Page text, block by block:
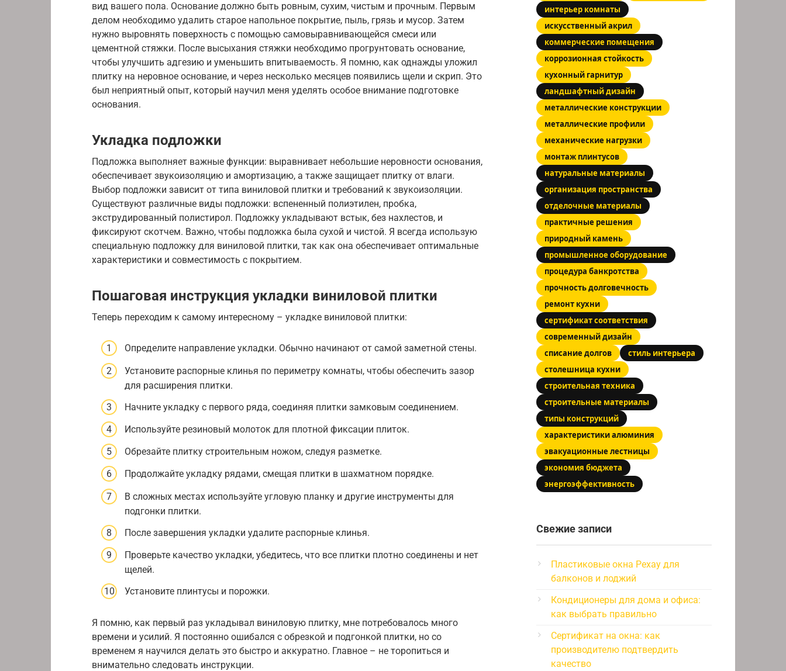
вид вашего пола. Основание должно быть ровным, сухим, чистым и прочным. Первым
делом необходимо удалить старое напольное покрытие, пыль, грязь и мусор. Затем
нужно выровнять поверхность с помощью самовыравнивающейся смеси или
цементной стяжки. После высыхания стяжки необходимо прогрунтовать основание,
чтобы улучшить адгезию и уменьшить впитываемость. Я помню, как однажды уложил
плитку на неровное основание, и через несколько месяцев появились щели и скрип. Это
был неприятный опыт, который научил меня уделять особое внимание подготовке
основания.
Укладка подложки
Подложка выполняет важные функции: выравнивает небольшие неровности основания,
обеспечивает звукоизоляцию и амортизацию, а также защищает плитку от влаги.
Выбор подложки зависит от типа виниловой плитки и требований к звукоизоляции.
Существуют различные виды подложки: вспененный полиэтилен, пробка,
экструдированный полистирол. Подложку укладывают встык, без нахлестов, и
фиксируют скотчем. Важно, чтобы подложка была сухой и чистой. Я всегда использую
специальную подложку для виниловой плитки, так как она обеспечивает оптимальные
характеристики и совместимость с покрытием.
Пошаговая инструкция укладки виниловой плитки
Теперь переходим к самому интересному – укладке виниловой плитки:
Определите направление укладки. Обычно начинают от самой заметной стены.
Установите распорные клинья по периметру комнаты, чтобы обеспечить зазор
для расширения плитки.
Начните укладку с первого ряда, соединяя плитки замковым соединением.
Используйте резиновый молоток для плотной фиксации плиток.
Обрезайте плитку строительным ножом, следуя разметке.
Продолжайте укладку рядами, смещая плитки в шахматном порядке.
В сложных местах используйте угловую планку и другие инструменты для
подгонки плитки.
После завершения укладки удалите распорные клинья.
Проверьте качество укладки, убедитесь, что все плитки плотно соединены и нет
щелей.
Установите плинтусы и порожки.
Я помню, как первый раз укладывал виниловую плитку, мне потребовалось много
времени и усилий. Я постоянно ошибался с обрезкой и подгонкой плитки, но со
временем я научился делать это быстро и аккуратно. Главное – не торопиться и
внимательно следовать инструкции.
интерьер комнаты
искусственный акрил
коммерческие помещения
коррозионная стойкость
кухонный гарнитур
ландшафтный дизайн
металлические конструкции
металлические профили
механические нагрузки
монтаж плинтусов
натуральные материалы
организация пространства
отделочные материалы
практичные решения
природный камень
промышленное оборудование
процедура банкротства
прочность долговечность
ремонт кухни
сертификат соответствия
современный дизайн
списание долгов
стиль интерьера
столешница кухни
строительная техника
строительные материалы
типы конструкций
характеристики алюминия
эвакуационные лестницы
экономия бюджета
энергоэффективность
Свежие записи
Пластиковые окна Рехау для
балконов и лоджий
Кондиционеры для дома и офиса:
как выбрать правильно
Сертификат на окна: как
производителю подтвердить
качество